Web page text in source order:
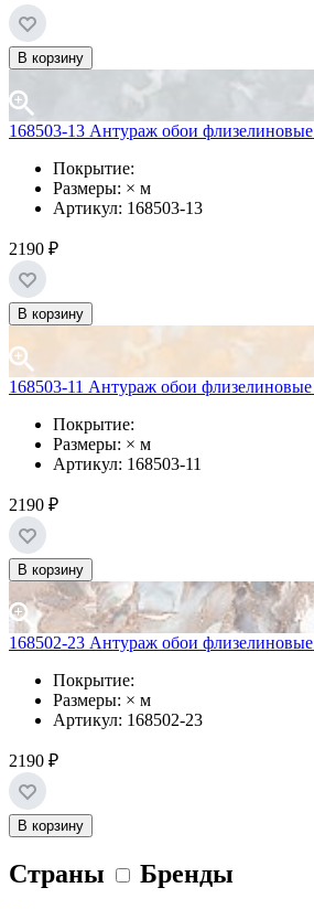
В корзину
168503-13 Антураж обои
Покрытие:
Размеры: × м
Артикул: 168503-13
2190 ₽
В корзину
168503-11 Антураж обои
Покрытие:
Размеры: × м
Артикул: 168503-11
2190 ₽
В корзину
168502-23 Антураж обои
Покрытие:
Размеры: × м
Артикул: 168502-23
2190 ₽
В корзину
Страны Бренды